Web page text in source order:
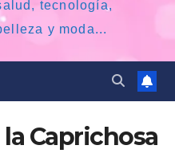
tecnología,
y moda...
la Caprichosa